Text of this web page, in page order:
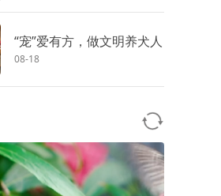
“宠”爱有方，做文明养犬人
08-18